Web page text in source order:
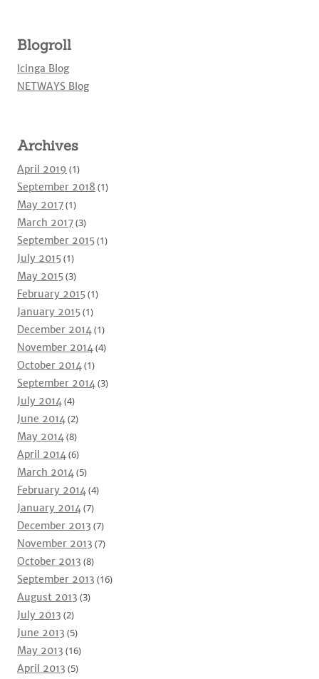
Blogroll
Icinga Blog
NETWAYS Blog
Archives
April 2019 (1)
September 2018 (1)
May 2017(1)
March 2017(3)
September 2015(1)
July 2015(1)
May 2015(3)
February 2015(1)
January 2015(1)
December 2014(1)
November 2014(4)
October 2014(1)
September 2014(3)
July 2014(4)
June 2014(2)
May 2014(8)
April 2014(6)
March 2014(5)
February 2014(4)
January 2014(7)
December 2013 (7)
November 2013 (7)
October 2013 (8)
September 2013 (16)
August 2013 (3)
July 2013 (2)
June 2013 (5)
May 2013 (16)
April 2013 (5)